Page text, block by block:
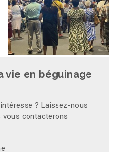
vie en béguinage
? Laissez-nous
vous contacterons